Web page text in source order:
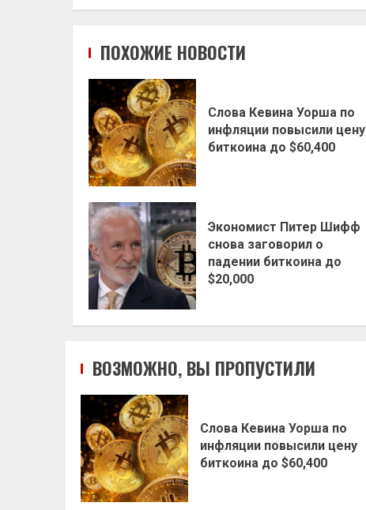
ПОХОЖИЕ НОВОСТИ
Слова Кевина Уорша по
инфляции повысили цену
биткоина до $60,400
Экономист Питер Шифф
снова заговорил о
падении биткоина до
$20,000
ВОЗМОЖНО, ВЫ ПРОПУСТИЛИ
Слова Кевина Уорша по
инфляции повысили цену
биткоина до $60,400